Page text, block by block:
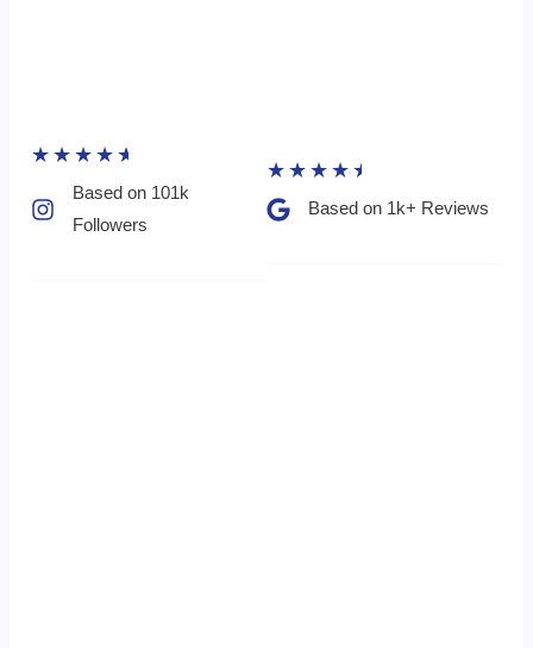
★ ★ ★ ★ ★
Based on 101k
Followers​
★ ★ ★ ★ ★
Based on 1k+ Reviews​